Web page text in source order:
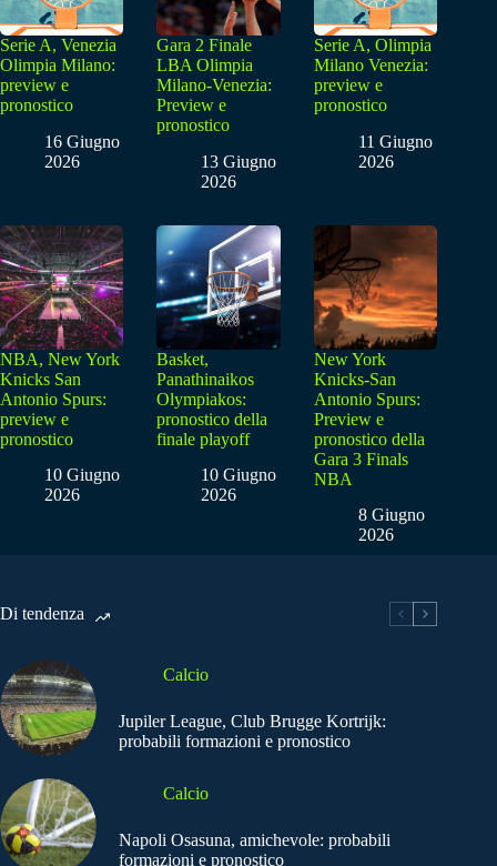
Serie A, Venezia
Olimpia Milano:
preview e
pronostico
16 Giugno
2026
Gara 2 Finale
LBA Olimpia
Milano-Venezia:
Preview e
pronostico
13 Giugno
2026
Serie A, Olimpia
Milano Venezia:
preview e
pronostico
11 Giugno
2026
NBA, New York
Knicks San
Antonio Spurs:
preview e
pronostico
10 Giugno
2026
Basket,
Panathinaikos
Olympiakos:
pronostico della
finale playoff
10 Giugno
2026
New York
Knicks-San
Antonio Spurs:
Preview e
pronostico della
Gara 3 Finals
NBA
8 Giugno
2026
Di tendenza
Calcio
Jupiler League, Club Brugge Kortrijk:
probabili formazioni e pronostico
Calcio
Napoli Osasuna, amichevole: probabili
formazioni e pronostico